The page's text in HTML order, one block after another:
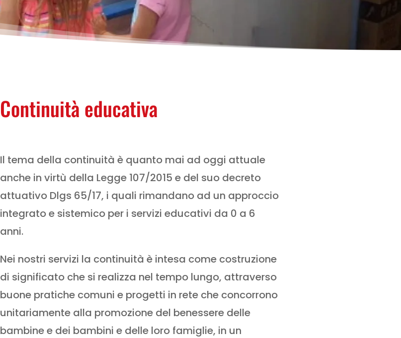
Continuità educativa
Il tema della continuità è quanto mai ad oggi attuale
anche in virtù della Legge 107/2015 e del suo decreto
attuativo Dlgs 65/17, i quali rimandano ad un approccio
integrato e sistemico per i servizi educativi da 0 a 6
anni.
Nei nostri servizi la continuità è intesa come costruzione
di significato che si realizza nel tempo lungo, attraverso
buone pratiche comuni e progetti in rete che concorrono
unitariamente alla promozione del benessere delle
bambine e dei bambini e delle loro famiglie, in un